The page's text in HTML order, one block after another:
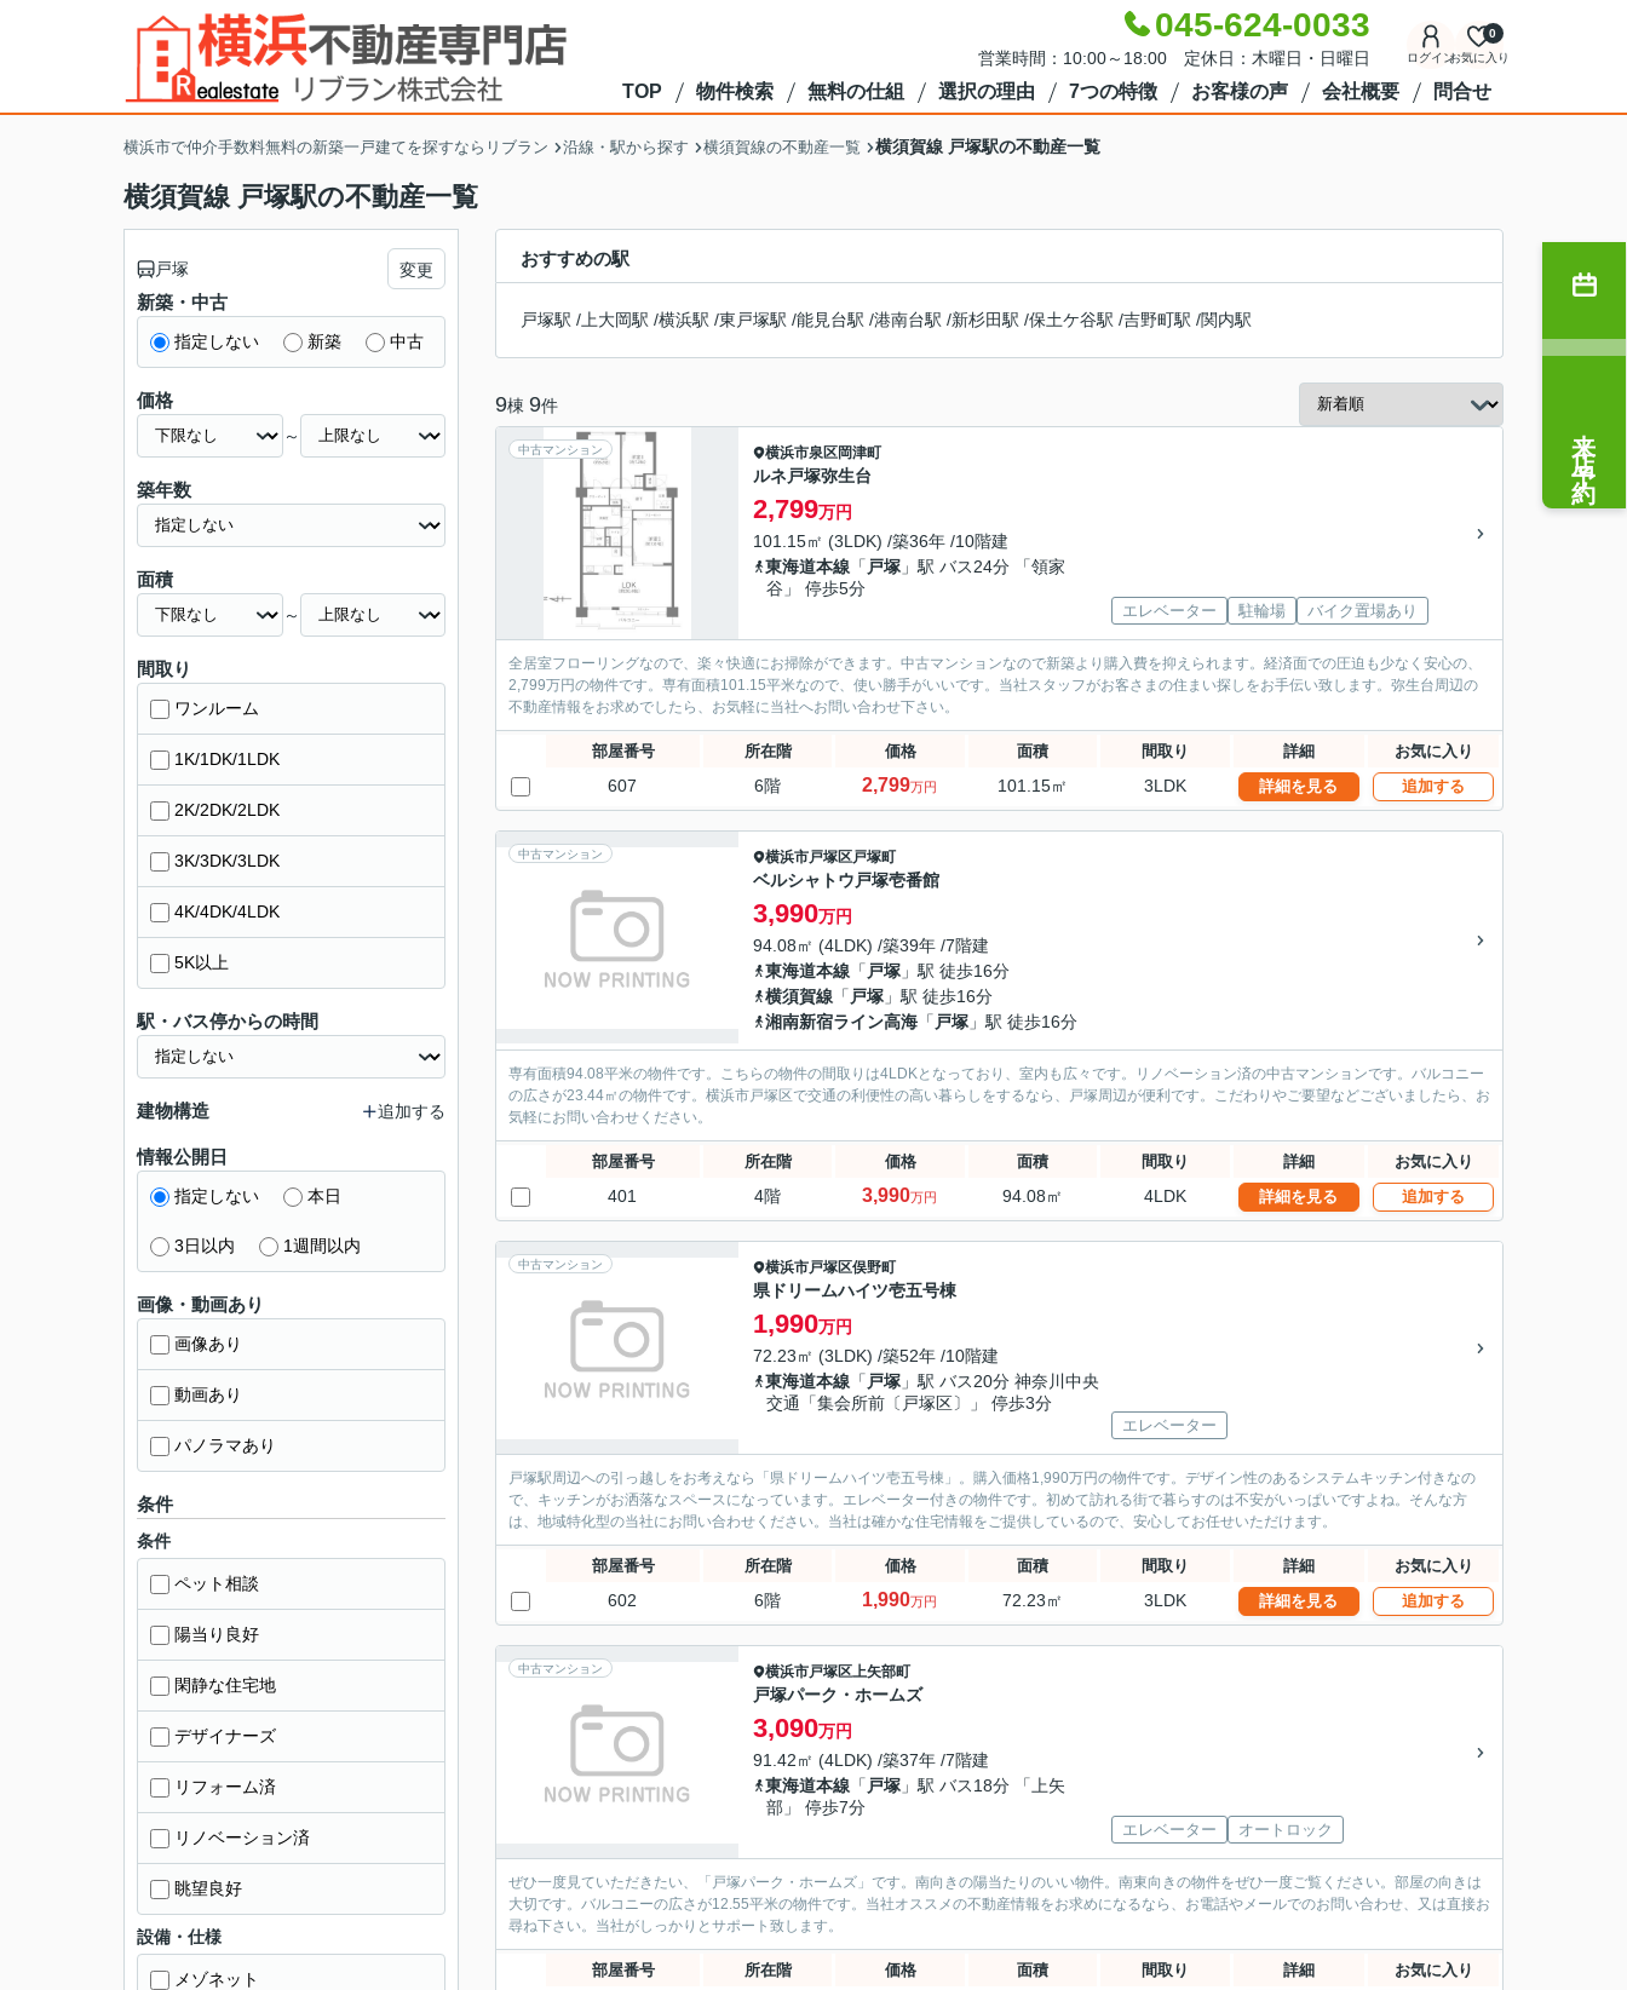
045-624-0033
営業時間：10:00～18:00 定休日：木曜日・日曜日 ログインお気に入り
0
TOP 物件検索 無料の仕組 選択の理由 7つの特徴 お客様の声 会社概要 問合せ
横浜市で仲介手数料無料の新築一戸建てを探すならリブラン 沿線・駅から探す 横須賀線の不動産一覧 横須賀線 戸塚駅の不動産一覧
横須賀線 戸塚駅の不動産一覧
おすすめの駅
戸塚駅 / 上大岡駅 /横浜駅 /東戸塚駅 /能見台駅 /港南台駅 /新杉田駅 /保土ケ谷駅 /吉野町駅 /関内駅
9棟 9件
中古マンション 横浜市泉区岡津町
ルネ戸塚弥生台
2,799万円
101.15㎡ (3LDK) /築36年 /10階建
東海道本線 「 戸塚 」駅 バス24分 「領家
谷」 停歩5分
エレベーター 駐輪場 バイク置場あり
全居室フローリングなので、楽々快適にお掃除ができます。中古マンションなので新築より購入費を抑えられます。経済面での圧迫も少なく安心の、
2,799万円の物件です。専有面積101.15平米なので、使い勝手がいいです。当社スタッフがお客さまの住まい探しをお手伝い致します。弥生台周辺の
不動産情報をお求めでしたら、お気軽に当社へお問い合わせ下さい。
部屋番号 所在階 価格 面積 間取り 詳細 お気に入り
607 6階 2,799万円 101.15㎡ 3LDK 詳細を見る 追加する
中古マンション 横浜市戸塚区戸塚町
ベルシャトウ戸塚壱番館
3,990万円
94.08㎡ (4LDK) /築39年 /7階建
東海道本線 「 戸塚 」駅 徒歩16分
横須賀線 「 戸塚 」駅 徒歩16分
湘南新宿ライン高海 「 戸塚 」駅 徒歩16分
専有面積94.08平米の物件です。こちらの物件の間取りは4LDKとなっており、室内も広々です。リノベーション済の中古マンションです。バルコニー
の広さが23.44㎡の物件です。横浜市戸塚区で交通の利便性の高い暮らしをするなら、戸塚周辺が便利です。こだわりやご要望などございましたら、お
気軽にお問い合わせください。
部屋番号 所在階 価格 面積 間取り 詳細 お気に入り
401 4階 3,990万円 94.08㎡ 4LDK 詳細を見る 追加する
中古マンション 横浜市戸塚区俣野町
県ドリームハイツ壱五号棟
1,990万円
72.23㎡ (3LDK) /築52年 /10階建
東海道本線 「 戸塚 」駅 バス20分 神奈川中央
交通「集会所前〔戸塚区〕」 停歩3分
エレベーター
戸塚駅周辺への引っ越しをお考えなら「県ドリームハイツ壱五号棟」。購入価格1,990万円の物件です。デザイン性のあるシステムキッチン付きなの
で、キッチンがお洒落なスペースになっています。エレベーター付きの物件です。初めて訪れる街で暮らすのは不安がいっぱいですよね。そんな方
は、地域特化型の当社にお問い合わせください。当社は確かな住宅情報をご提供しているので、安心してお任せいただけます。
部屋番号 所在階 価格 面積 間取り 詳細 お気に入り
602 6階 1,990万円 72.23㎡ 3LDK 詳細を見る 追加する
中古マンション 横浜市戸塚区上矢部町
戸塚パーク・ホームズ
3,090万円
91.42㎡ (4LDK) /築37年 /7階建
東海道本線 「 戸塚 」駅 バス18分 「上矢
部」 停歩7分
エレベーター オートロック
ぜひ一度見ていただきたい、「戸塚パーク・ホームズ」です。南向きの陽当たりのいい物件。南東向きの物件をぜひ一度ご覧ください。部屋の向きは
大切です。バルコニーの広さが12.55平米の物件です。当社オススメの不動産情報をお求めになるなら、お電話やメールでのお問い合わせ、又は直接お
尋ね下さい。当社がしっかりとサポート致します。
部屋番号 所在階 価格 面積 間取り 詳細 お気に入り
戸塚 変更
新築・中古
指定しない 新築 中古
価格
～
築年数
面積
～
間取り
ワンルーム
1K/1DK/1LDK
2K/2DK/2LDK
3K/3DK/3LDK
4K/4DK/4LDK
5K以上
駅・バス停からの時間
建物構造 追加する
情報公開日
指定しない 本日
3日以内 1週間以内
画像・動画あり
画像あり
動画あり
パノラマあり
条件
条件
ペット相談
陽当り良好
閑静な住宅地
デザイナーズ
リフォーム済
リノベーション済
眺望良好
設備・仕様
メゾネット
来店予約